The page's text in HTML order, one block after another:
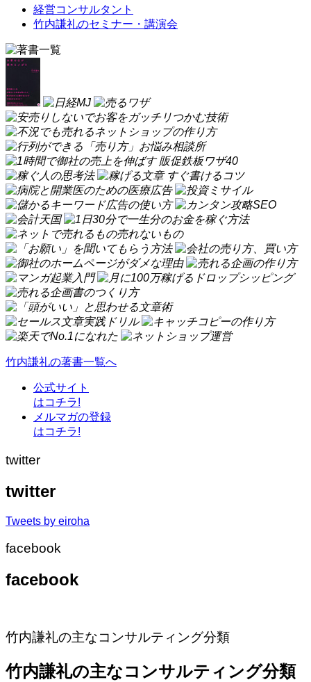
経営コンサルタント
竹内謙礼のセミナー・講演会
竹内謙礼の著書一覧へ
公式サイト
はコチラ!
メルマガの登録
はコチラ!
twitter
twitter
Tweets by eiroha
facebook
facebook
竹内謙礼の主なコンサルティング分類
竹内謙礼の主なコンサルティング分類